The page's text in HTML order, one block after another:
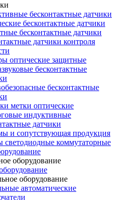
бесконтактные датчики
бесконтактные датчики
бесконтактные датчики
датчики контроля
оптические защитные
бесконтактные
бесконтактные
метки оптические
индуктивные
датчики
и сопутствующая продукция
светодиодные коммутаторные
оборудование
оборудование
автоматические